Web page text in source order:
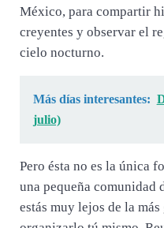
México, para compartir
creyentes y observar el
cielo nocturno.
Más días interesantes:
julio)
Pero ésta no es la única
una pequeña comunidad
estás muy lejos de la